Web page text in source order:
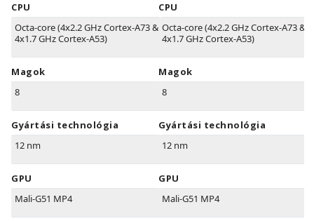
CPU
Octa-core (4x2.2 GHz Cortex-A73 &
4x1.7 GHz Cortex-A53)
Magok
8
Gyártási technológia
12 nm
GPU
Mali-G51 MP4
CPU
Octa-core (4x2.2 GHz Cortex-A73 &
4x1.7 GHz Cortex-A53)
Magok
8
Gyártási technológia
12 nm
GPU
Mali-G51 MP4